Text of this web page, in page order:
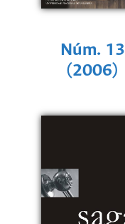
Núm. 13
(2006)